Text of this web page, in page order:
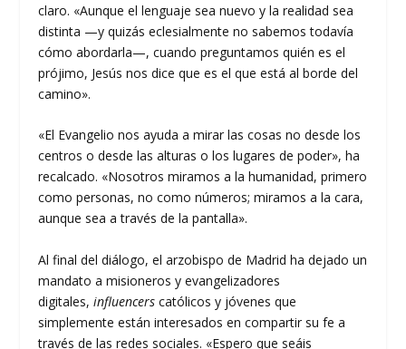
claro. «Aunque el lenguaje sea nuevo y la realidad sea
distinta —y quizás eclesialmente no sabemos todavía
cómo abordarla—, cuando preguntamos quién es el
prójimo, Jesús nos dice que es el que está al borde del
camino».
«El Evangelio nos ayuda a mirar las cosas no desde los
centros o desde las alturas o los lugares de poder», ha
recalcado. «Nosotros miramos a la humanidad, primero
como personas, no como números; miramos a la cara,
aunque sea a través de la pantalla».
Al final del diálogo, el arzobispo de Madrid ha dejado un
mandato a misioneros y evangelizadores
digitales,influencers católicos y jóvenes que
simplemente están interesados en compartir su fe a
través de las redes sociales. «Espero que seáis